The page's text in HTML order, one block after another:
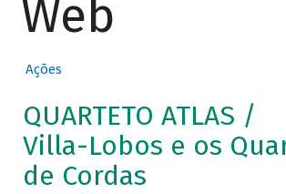
Web
Ações
QUARTETO ATLAS /
Villa-Lobos e os
de Cordas